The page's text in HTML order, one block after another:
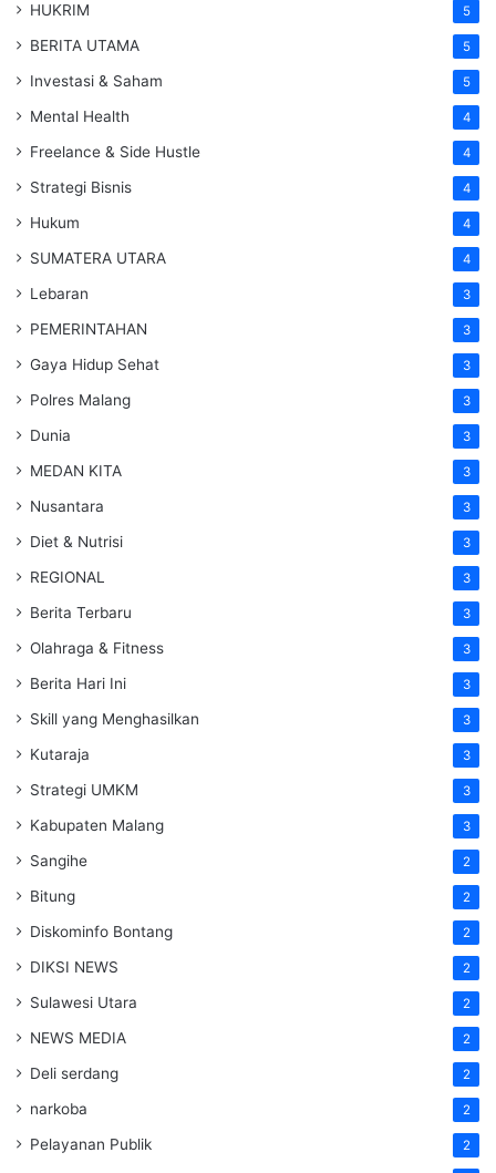
HUKRIM 5
BERITA UTAMA 5
Investasi & Saham 5
Mental Health 4
Freelance & Side Hustle 4
Strategi Bisnis 4
Hukum 4
SUMATERA UTARA 4
Lebaran 3
PEMERINTAHAN 3
Gaya Hidup Sehat 3
Polres Malang 3
Dunia 3
MEDAN KITA 3
Nusantara 3
Diet & Nutrisi 3
REGIONAL 3
Berita Terbaru 3
Olahraga & Fitness 3
Berita Hari Ini 3
Skill yang Menghasilkan 3
Kutaraja 3
Strategi UMKM 3
Kabupaten Malang 3
Sangihe 2
Bitung 2
Diskominfo Bontang 2
DIKSI NEWS 2
Sulawesi Utara 2
NEWS MEDIA 2
Deli serdang 2
narkoba 2
Pelayanan Publik 2